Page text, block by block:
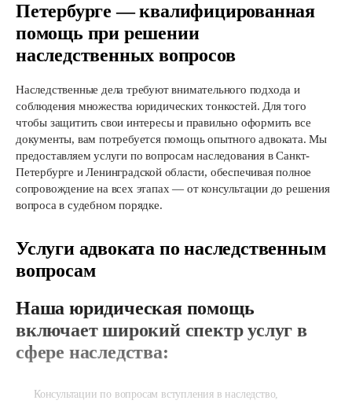
Петербурге — квалифицированная
помощь при решении
наследственных вопросов
Наследственные дела требуют внимательного подхода и
соблюдения множества юридических тонкостей. Для того
чтобы защитить свои интересы и правильно оформить все
документы, вам потребуется помощь опытного адвоката. Мы
предоставляем услуги по вопросам наследования в Санкт-
Петербурге и Ленинградской области, обеспечивая полное
сопровождение на всех этапах — от консультации до решения
вопроса в судебном порядке.
Услуги адвоката по наследственным
вопросам
Наша юридическая помощь
включает широкий спектр услуг в
сфере наследства:
Консультации по вопросам вступления в наследство,